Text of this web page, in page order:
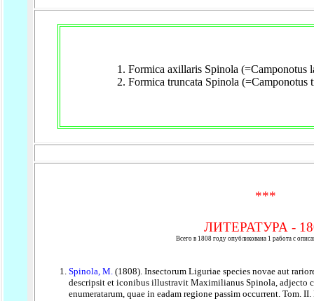
Formica axillaris Spinola (=Camponotus
Formica truncata Spinola (=Camponotus
***
ЛИТЕРАТУРА -
Всего в 1808 году опубликована 1 работа с
Spinola, M. (1808). Insectorum Liguriae species novae aut
descripsit et iconibus illustravit Maximilianus Spinola, adjecto
enumeratarum, quae in eadam regione passim occurrent. Tom. II.